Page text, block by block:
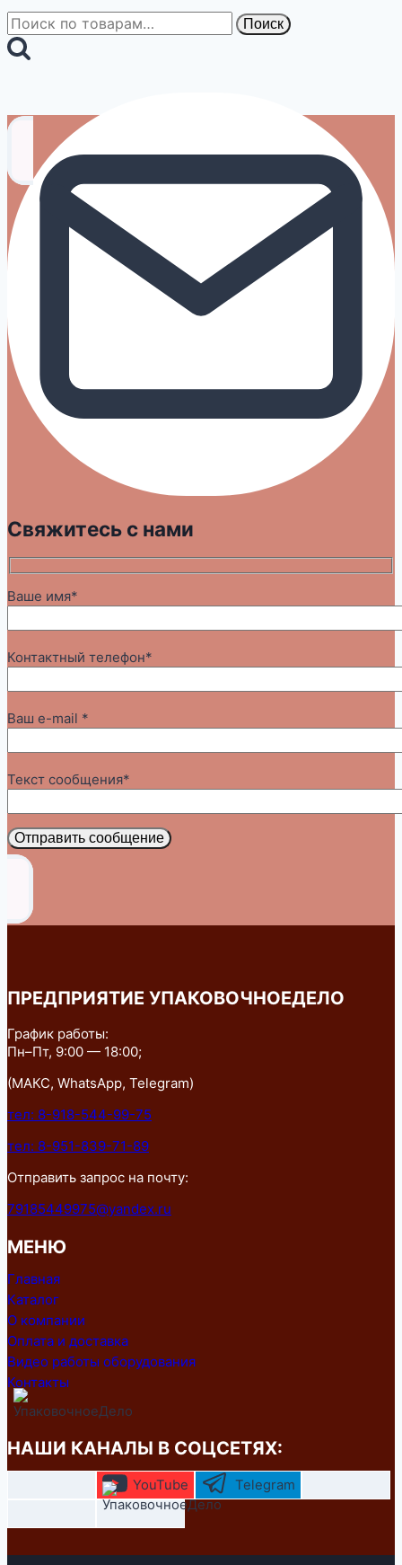
Искать: Поиск
Свяжитесь с нами
Ваше имя*
Контактный телефон*
Ваш e-mail *
Текст сообщения*
Отправить сообщение
ПРЕДПРИЯТИЕ УПАКОВОЧНОЕДЕЛО
График работы:
Пн–Пт, 9:00 — 18:00;
(МАКС, WhatsApp, Telegram)
тел: 8-918-544-99-75
тел: 8-951-839-71-89
Отправить запрос на почту:
79185449975@yandex.ru
МЕНЮ
Главная
Каталог
О компании
Оплата и доставка
Видео работы оборудования
Контакты
НАШИ КАНАЛЫ В СОЦСЕТЯХ:
YouTube Telegram